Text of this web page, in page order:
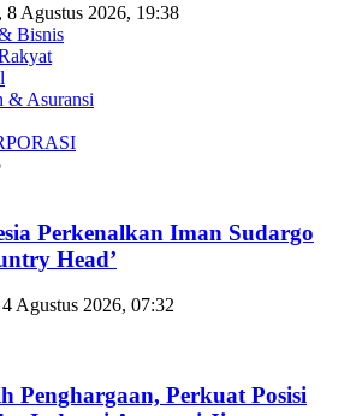
8 Agustus 2026, 19:38
Bisnis
& Asuransi
Perkenalkan Iman Sudargo
Head’
4 Agustus 2026, 07:32
Penghargaan, Perkuat Posisi